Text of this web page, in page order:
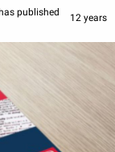
has published
12 years